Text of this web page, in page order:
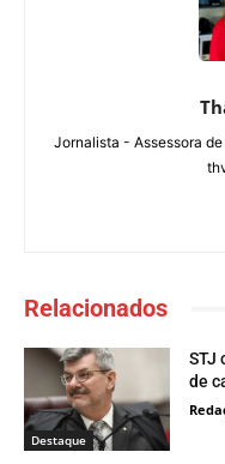
Jornalista - Assessora
Relacionados
Destaque
STJ
de